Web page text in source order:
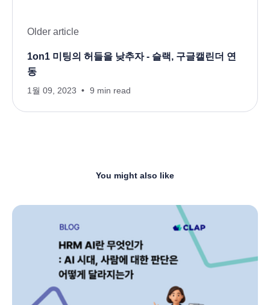
Older article
1on1 미팅의 허들을 낮추자 - 슬랙, 구글캘린더 연
동
1월 09, 2023 9 min read
You might also like